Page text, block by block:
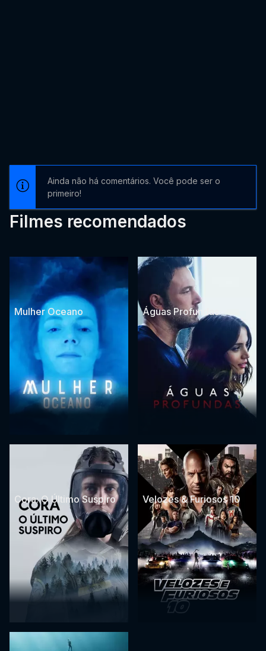
Ainda não há comentários. Você pode ser o
primeiro!
Filmes recomendados
Mulher Oceano Águas Profundas
Cora: O Último Suspiro Velozes & Furiosos 10